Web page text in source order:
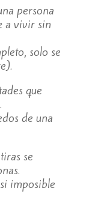
persona
a vivir sin
solo se
que
de una
se
imposible